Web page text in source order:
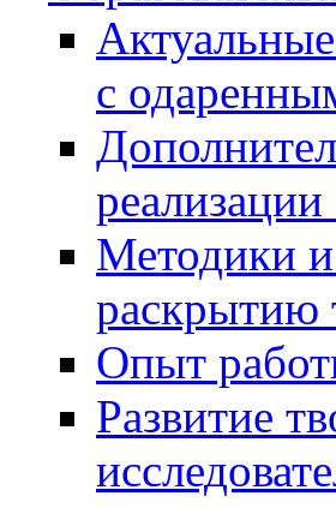
с
Методики
раскрытию
Опыт
Развитие